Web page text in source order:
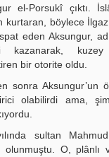
el-Porsukî çıktı.
kurtaran, böylece
eden Aksungur,
kazanarak, kuzey
bir otorite oldu.
sonra Aksungur’un
olabilirdi ama,
sultan
olunmuştu. O, plânlı